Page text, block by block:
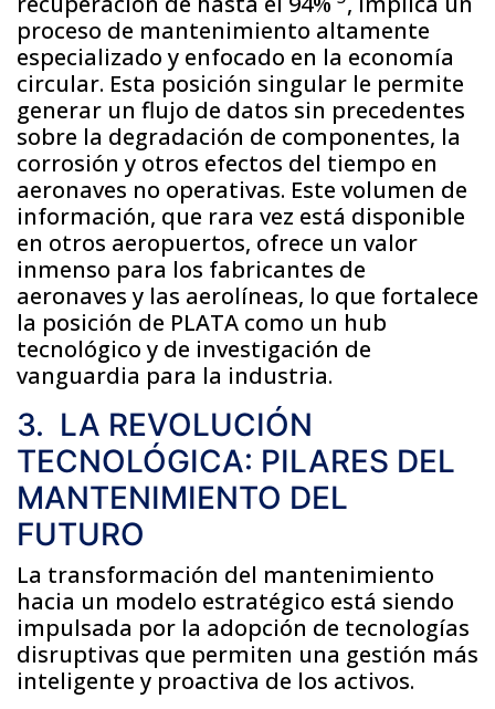
proceso de mantenimiento altamente
especializado y enfocado en la economía
circular. Esta posición singular le permite
generar un flujo de datos sin precedentes
sobre la degradación de componentes, la
corrosión y otros efectos del tiempo en
aeronaves no operativas. Este volumen de
información, que rara vez está disponible
en otros aeropuertos, ofrece un valor
inmenso para los fabricantes de
aeronaves y las aerolíneas, lo que fortalece
la posición de PLATA como un hub
tecnológico y de investigación de
vanguardia para la industria.
3. LA REVOLUCIÓN
TECNOLÓGICA: PILARES DEL
MANTENIMIENTO DEL
FUTURO
La transformación del mantenimiento
hacia un modelo estratégico está siendo
impulsada por la adopción de tecnologías
disruptivas que permiten una gestión más
inteligente y proactiva de los activos.